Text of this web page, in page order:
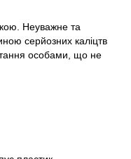
Неуважне та
серйозних каліцтв
особами, що не